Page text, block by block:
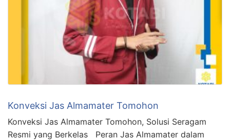
Konveksi Jas Almamater Tomohon
Konveksi Jas Almamater Tomohon, Solusi Seragam
Resmi yang Berkelas Peran Jas Almamater dalam